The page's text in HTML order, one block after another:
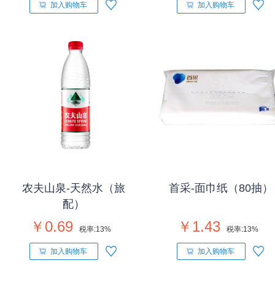
加入购物车 加入购物车
农夫山泉-天然水（旅
配）
￥0.69 税率:13%
加入购物车
首采-面巾纸（80抽）
￥1.43 税率:13%
加入购物车